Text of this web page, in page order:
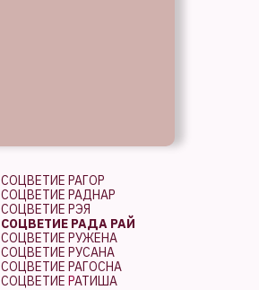
СОЦВЕТИЕ РАГОР
СОЦВЕТИЕ РАДНАР
СОЦВЕТИЕ РЭЯ
СОЦВЕТИЕ РАДА РАЙ
СОЦВЕТИЕ РУЖЕНА
СОЦВЕТИЕ РУСАНА
СОЦВЕТИЕ РАГОСНА
СОЦВЕТИЕ РАТИША